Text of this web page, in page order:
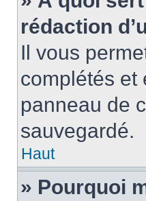
rédaction
Il vous
complétés et
panneau de
sauvegardé.
Haut
» Pourquoi